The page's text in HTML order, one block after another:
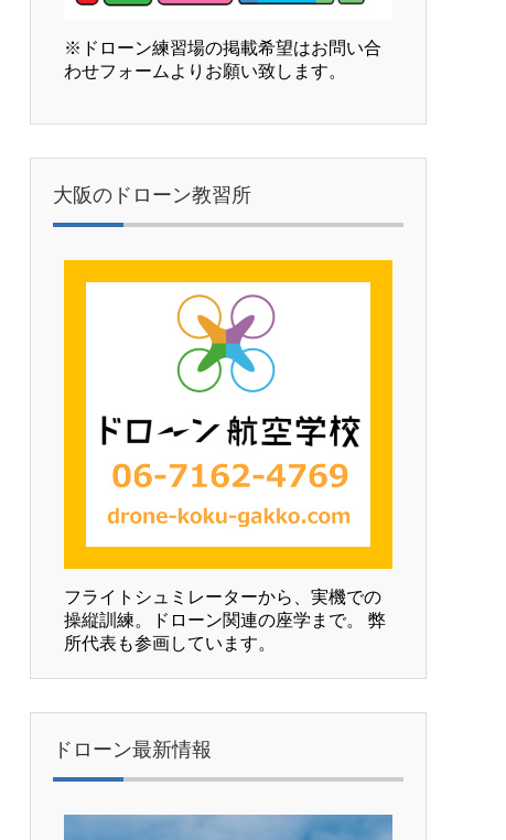
※ドローン練習場の掲載希望はお問い合
わせフォームよりお願い致します。
大阪のドローン教習所
フライトシュミレーターから、実機での
操縦訓練。ドローン関連の座学まで。 弊
所代表も参画しています。
ドローン最新情報